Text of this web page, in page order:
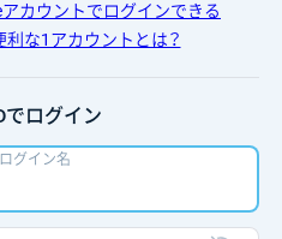
カウントでログインできる
利な1アカウントとは？
でログイン
グイン名